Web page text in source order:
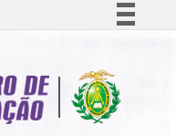
Comunica BR
Participe
à informação